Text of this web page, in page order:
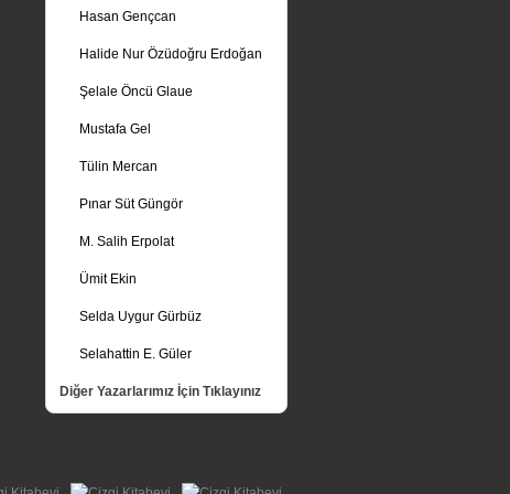
Hasan Gençcan
Halide Nur Özüdoğru Erdoğan
Şelale Öncü Glaue
Mustafa Gel
Tülin Mercan
Pınar Süt Güngör
M. Salih Erpolat
Ümit Ekin
Selda Uygur Gürbüz
Selahattin E. Güler
Diğer Yazarlarımız İçin Tıklayınız